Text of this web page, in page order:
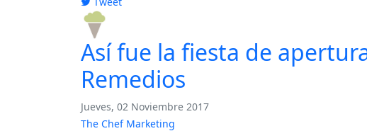
pinterest
Así fue la fiesta de
Remedios
Jueves, 02 Noviembre 2017
The Chef Marketing